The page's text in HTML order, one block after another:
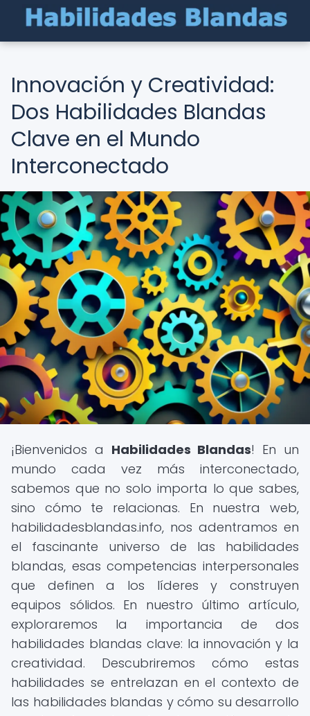
Innovación y Creatividad:
Dos Habilidades Blandas
Clave en el Mundo
Interconectado
¡Bienvenidos a Habilidades Blandas! En un
mundo cada vez más interconectado,
sabemos que no solo importa lo que sabes,
sino cómo te relacionas. En nuestra web,
habilidadesblandas.info, nos adentramos en
el fascinante universo de las habilidades
blandas, esas competencias interpersonales
que definen a los líderes y construyen
equipos sólidos. En nuestro último artículo,
exploraremos la importancia de dos
habilidades blandas clave: la innovación y la
creatividad. Descubriremos cómo estas
habilidades se entrelazan en el contexto de
las habilidades blandas y cómo su desarrollo